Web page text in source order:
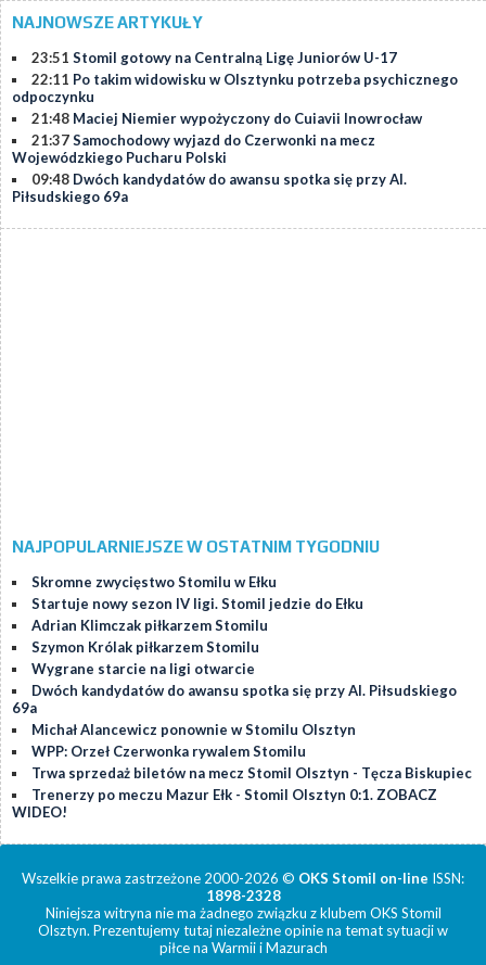
NAJNOWSZE ARTYKUŁY
23:51 Stomil gotowy na Centralną Ligę Juniorów U-17
22:11 Po takim widowisku w Olsztynku potrzeba psychicznego
odpoczynku
21:48 Maciej Niemier wypożyczony do Cuiavii Inowrocław
21:37Samochodowy wyjazd do Czerwonki na mecz
Wojewódzkiego Pucharu Polski
09:48 Dwóch kandydatów do awansu spotka się przy Al.
Piłsudskiego 69a
NAJPOPULARNIEJSZE W OSTATNIM TYGODNIU
Skromne zwycięstwo Stomilu w Ełku
Startuje nowy sezon IV ligi. Stomil jedzie do Ełku
Adrian Klimczak piłkarzem Stomilu
Szymon Królak piłkarzem Stomilu
Wygrane starcie na ligi otwarcie
Dwóch kandydatów do awansu spotka się przy Al. Piłsudskiego
69a
Michał Alancewicz ponownie w Stomilu Olsztyn
WPP: Orzeł Czerwonka rywalem Stomilu
Trwa sprzedaż biletów na mecz Stomil Olsztyn - Tęcza Biskupiec
Trenerzy po meczu Mazur Ełk - Stomil Olsztyn 0:1. ZOBACZ
WIDEO!
Wszelkie prawa zastrzeżone 2000-2026 © OKS Stomil on-line ISSN:
1898-2328
Niniejsza witryna nie ma żadnego związku z klubem OKS Stomil
Olsztyn. Prezentujemy tutaj niezależne opinie na temat sytuacji w
piłce na Warmii i Mazurach